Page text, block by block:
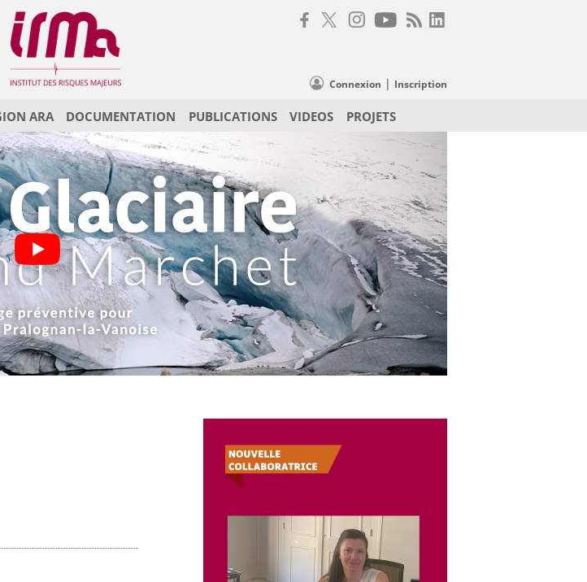
Connexion | Inscription
ARA DOCUMENTATION PUBLICATIONS VIDEOS PROJETS